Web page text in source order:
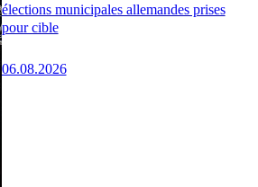
élections municipales allemandes prises
pour cible
06.08.2026